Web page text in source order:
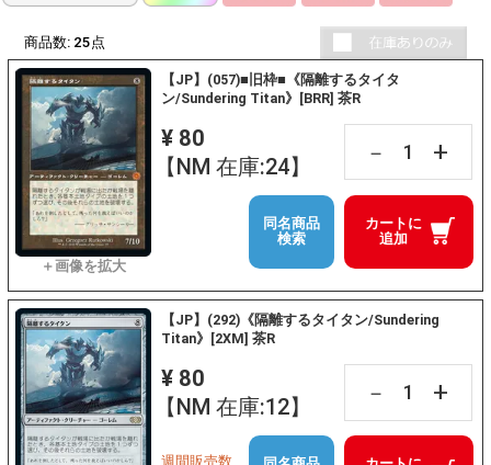
商品数: 25 点
【JP】(057)■旧枠■《隔離するタイタ
ン/Sundering Titan》[BRR] 茶R
¥ 80
【NM 在庫:24】
－ +
カートに
追加
同名商品
検索
【JP】(292)《隔離するタイタン/Sundering
Titan》[2XM] 茶R
¥ 80
【NM 在庫:12】
－ +
週間販売数